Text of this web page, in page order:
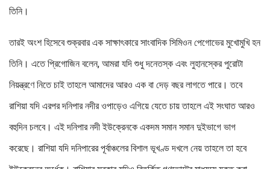
তিনি।
তারই অংশ হিসেবে শুক্রবার এক সাক্ষাৎকারে সাংবাদিক সিমিওন পেগোভের মুখোমুখি হন
তিনি। এতে প্রিগোজিন বলেন, আমরা যদি শুধু দনেতস্ক এবং লুহানস্কের পুরোটা
নিয়ন্ত্রণে নিতে চাই তাহলে আমাদের আরও এক বা দেড় বছর লাগতে পারে। তবে
রাশিয়া যদি এরপর দনিপার নদীর ওপাড়েও এগিয়ে যেতে চায় তাহলে এই সংঘাত আরও
বহুদিন চলবে। এই দনিপার নদী ইউক্রেনকে একদম সমান সমান দুইভাগে ভাগ
করেছে। রাশিয়া যদি দনিপারের পূর্বাঞ্চলের বিশাল ভূখণ্ড দখলে নেয় তাহলে তা হবে